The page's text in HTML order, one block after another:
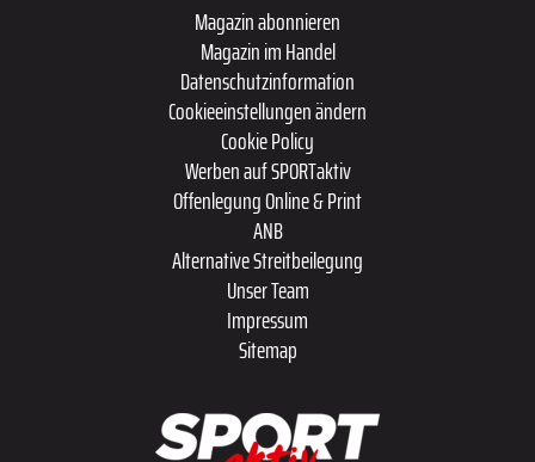
Magazin abonnieren
Magazin im Handel
Datenschutzinformation
Cookieeinstellungen ändern
Cookie Policy
Werben auf SPORTaktiv
Offenlegung Online & Print
ANB
Alternative Streitbeilegung
Unser Team
Impressum
Sitemap